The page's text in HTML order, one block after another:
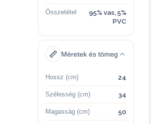
Összetétel
95% vas, 5%
PVC
Méretek és tömeg
Hossz (cm) 24
Szélesség (cm) 34
Magasság (cm) 50